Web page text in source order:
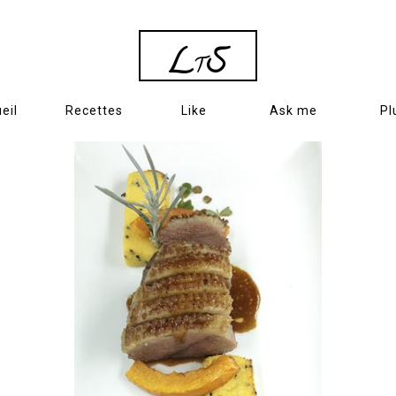
LTS
Recettes Like Ask me